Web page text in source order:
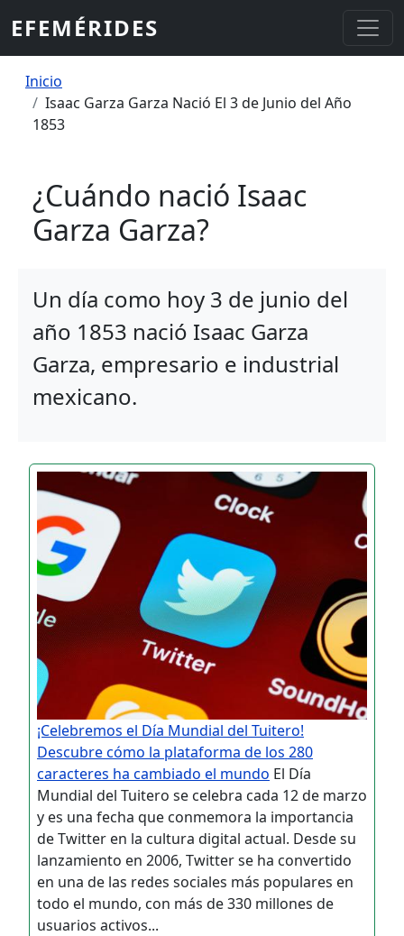
EFEMÉRIDES
Sobrescribir enlaces de ayuda a la
Inicio
Isaac Garza Garza Nació El 3 de Junio del Año
1853
¿Cuándo nació Isaac
Garza Garza?
Un día como hoy 3 de junio del
año 1853 nació Isaac Garza
Garza, empresario e industrial
mexicano.
¡Celebremos el Día Mundial del Tuitero!
Descubre cómo la plataforma de los 280
caracteres ha cambiado el mundo El Día
Mundial del Tuitero se celebra cada 12 de marzo
y es una fecha que conmemora la importancia
de Twitter en la cultura digital actual. Desde su
lanzamiento en 2006, Twitter se ha convertido
en una de las redes sociales más populares en
todo el mundo, con más de 330 millones de
usuarios activos...